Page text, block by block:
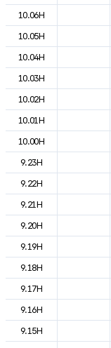
10.06H
10.05H
10.04H
10.03H
10.02H
10.01H
10.00H
9.23H
9.22H
9.21H
9.20H
9.19H
9.18H
9.17H
9.16H
9.15H